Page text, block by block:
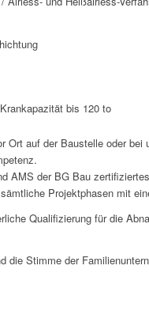
bis 120 to
Ort auf der Baustelle oder
AMS der BG Bau
Projektphasen mit
Qualifizierung für die
die Stimme der